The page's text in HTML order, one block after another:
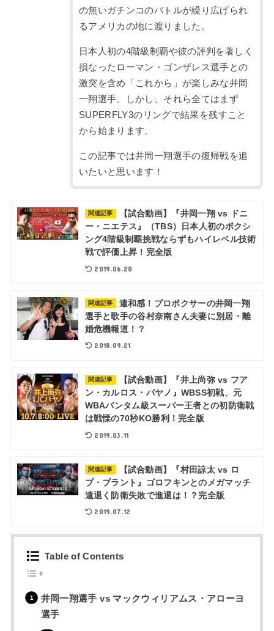
の無いガチンコのバトルが繰り広げられ
るアメリカの地に渡りました。
日本人初の4階級制覇や彼の評判を著しく
損なったローマン・ゴンザレス選手との
激突を含め「これから」が楽しみな井岡
一翔選手。しかし、それら全てはまず
SUPERFLY3のリングで結果を残すこと
から始まります。
この記事では井岡一翔選手の復帰戦を追
いたいと思います！
関連記事
【試合動画】『井岡一翔 vs ドニ
ー・ニエテス』（TBS）日本人初のボクシ
ング4階級制覇挑戦ならずもハイレベル技術
戦で評価上昇！完全版
2019.06.20
関連記事
違和感！プロボクサーの井岡一翔
選手と歌手の谷村奈南さん夫妻に別居・離
婚危機報道！？
2018.09.21
関連記事
【試合動画】『井上尚弥 vs フア
ン・カルロス・パヤノ』WBSS初戦、元
WBAバンタム級スーパー王者との初防衛戦
は戦慄の70秒KO勝利！完全版
2019.03.11
関連記事
【試合動画】『村田諒太 vs ロ
ブ・ブラント』ゴロフキンとのメガマッチ
遠退く防衛失敗で進退は！？完全版
2019.07.12
Table of Contents
井岡一翔選手 vs マックウィリアムス・アローヨ
選手